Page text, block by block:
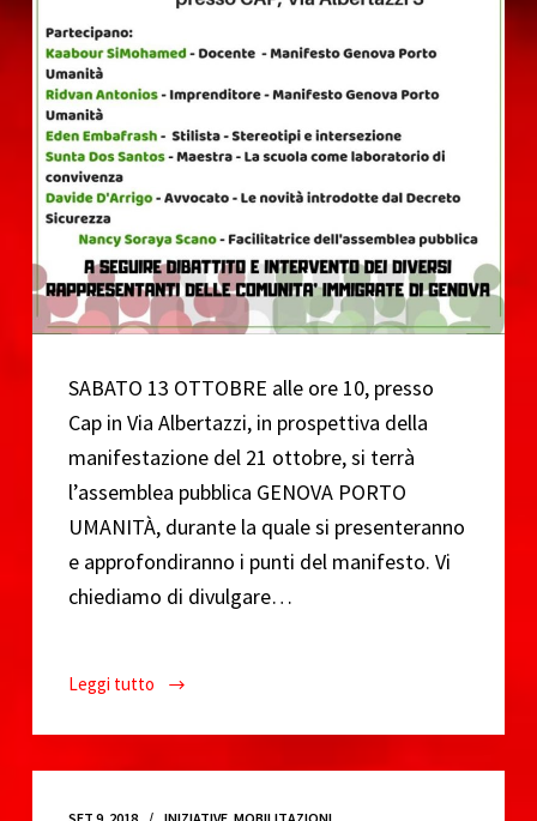
SABATO 13 OTTOBRE alle ore 10, presso
Cap in Via Albertazzi, in prospettiva della
manifestazione del 21 ottobre, si terrà
l’assemblea pubblica GENOVA PORTO
UMANITÀ, durante la quale si presenteranno
e approfondiranno i punti del manifesto. Vi
chiediamo di divulgare…
Leggi tutto
Assemblea
Manifestazione